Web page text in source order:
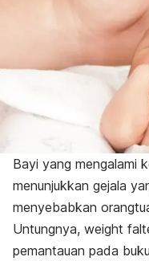
Bayi yang mengalami
menunjukkan gejala
menyebabkan
Untungnya, weight
pemantauan pada